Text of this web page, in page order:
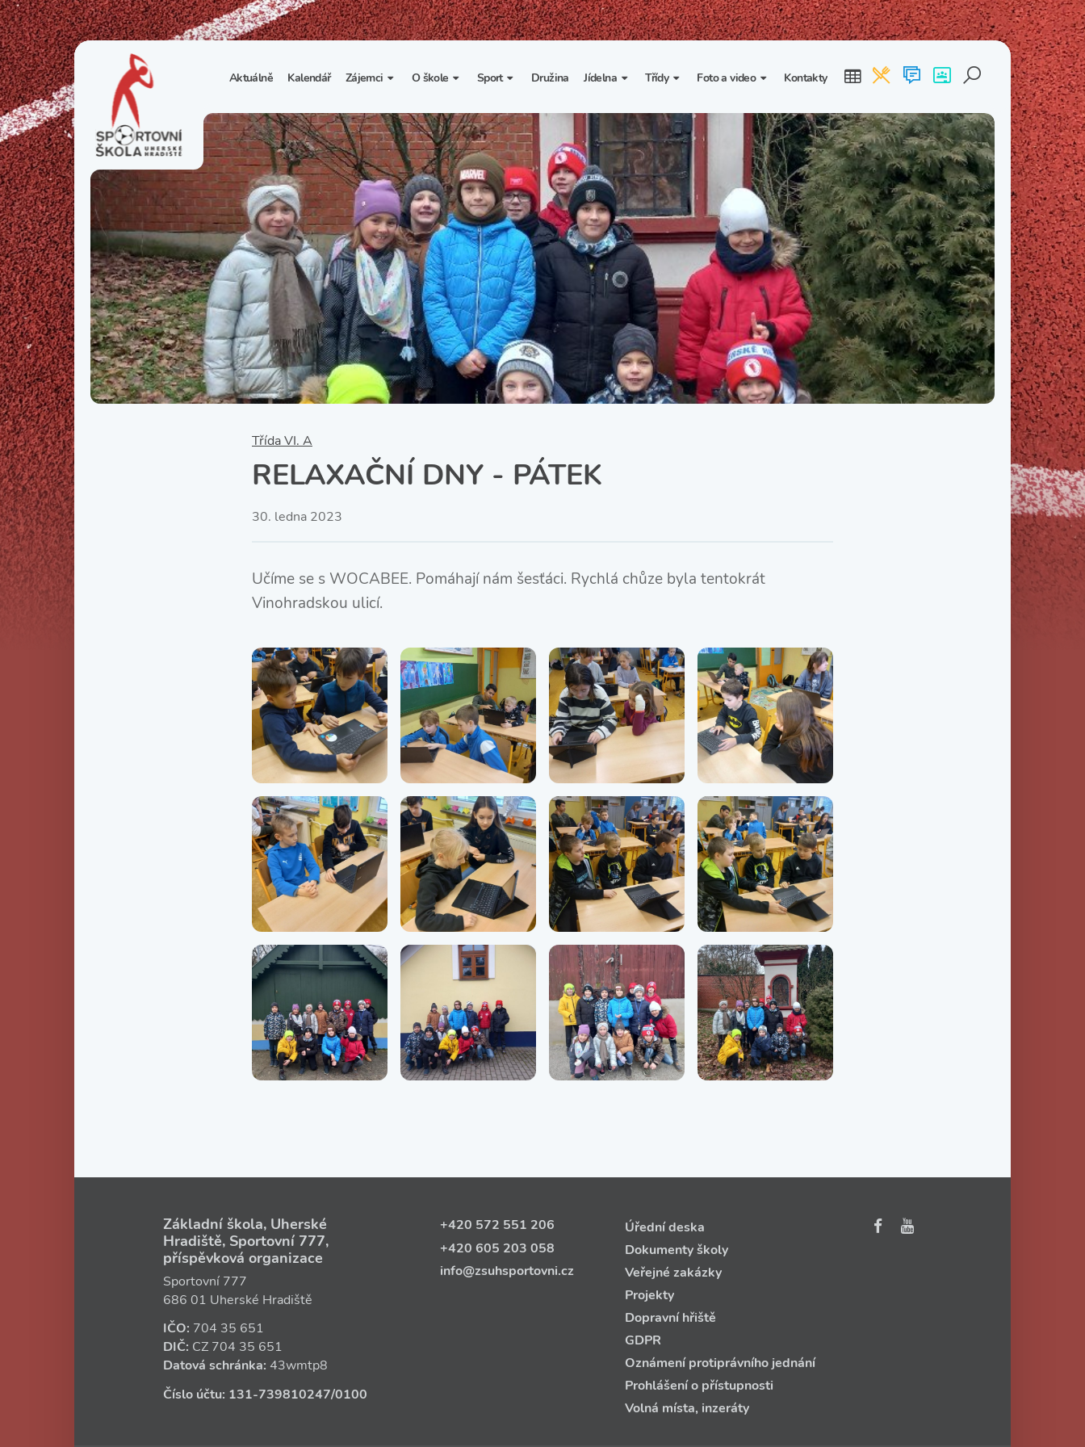
Aktuálně Kalendář Zájemci
1. třída
Sportovní třídy
Nesportovní třídy
O škole
Základní informace
Organizace školního roku
Výuka a učební plán
Zájmové kroužky
Školní poradenské
pracoviště
Školní psycholožka
Školská rada
SRPŠ – Spolek rodičů a
přátel školy
Sport
Lyžařské kurzy
Rekordy školy v tělesné
výchově
Spolupráce se sportovními
kluby
Školní sportovní klub
Tělesná výchova a sport
Družina Jídelna
Základní informace
Vnitřní řád školní jídelny
Třídy
Třída I. A Třída I. B Třída I. C
Třída II. A Třída II. B Třída II. C
Třída III. A Třída III. B Třída III. C
Třída IV. A Třída IV. B Třída IV. C
Třída V. A Třída V. B Třída V. C
Třída VI. A Třída VI. B Třída VI. C
Třída VII. A Třída VII. B Třída VII. C
Třída VIII. A Třída VIII. B Třída VIII. C
Třída IX. A Třída IX. B Třída IX. C
Foto a video
Fotogalerie
Kontakty
Třída VI. A
RELAXAČNÍ DNY - PÁTEK
30. ledna 2023
Učíme se s WOCABEE. Pomáhají nám šesťáci. Rychlá chůze byla tentokrát
Vinohradskou ulicí.
Základní škola, Uherské
Hradiště, Sportovní 777,
příspěvková organizace
Sportovní 777
686 01 Uherské Hradiště
IČO: 704 35 651
DIČ: CZ 704 35 651
Datová schránka: 43wmtp8
Číslo účtu: 131‑739810247/0100
+420 572 551 206
+420 605 203 058
info@zsuhsportovni.cz
Úřední deska
Dokumenty školy
Veřejné zakázky
Projekty
Dopravní hřiště
GDPR
Oznámení protiprávního jednání
Prohlášení o přístupnosti
Volná místa, inzeráty